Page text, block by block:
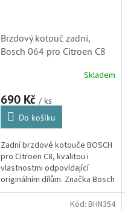
Brzdový kotouč zadní,
Bosch 064 pro Citroen C8
Skladem
690 Kč / ks
Do košíku
Zadní brzdové kotouče BOSCH
pro Citroen C8, kvalitou i
vlastnostmi odpovídající
originálním dílům. Značka Bosch
je dodavatelem brzdových
systémů do prvovýroby
Kód: BHN354